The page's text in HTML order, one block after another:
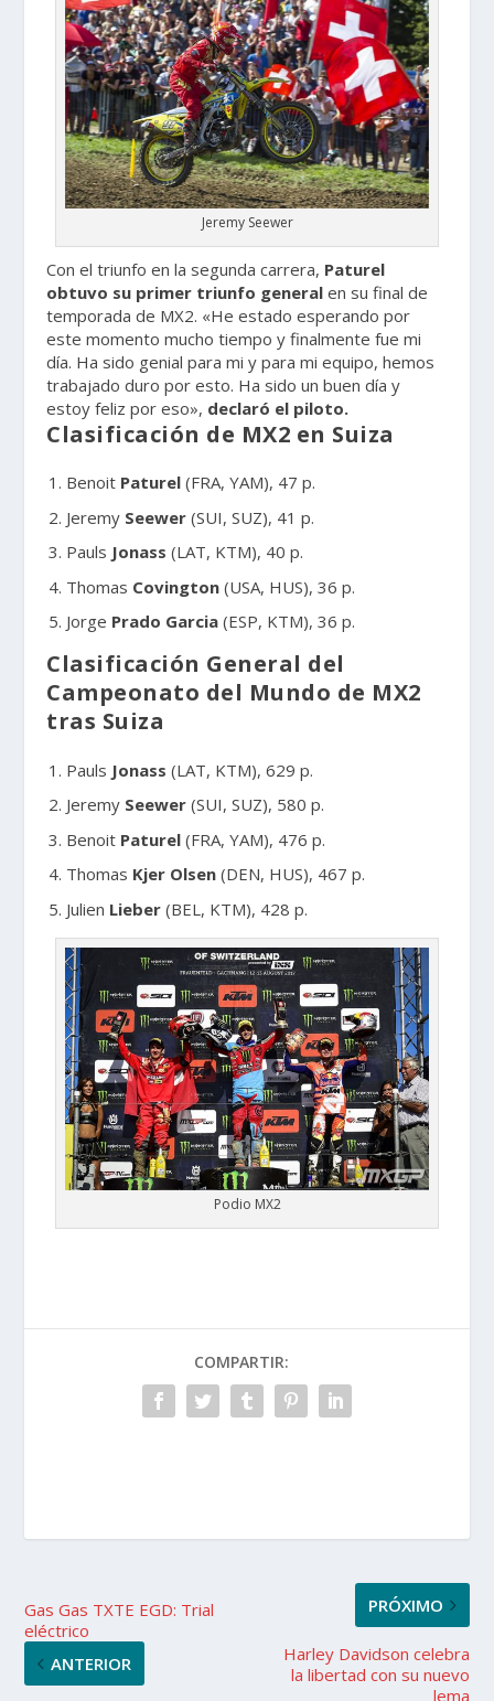
Jeremy Seewer
Con el triunfo en la segunda carrera, Paturel
obtuvo su primer triunfo general en su final de
temporada de MX2. «He estado esperando por
este momento mucho tiempo y finalmente fue mi
día. Ha sido genial para mi y para mi equipo, hemos
trabajado duro por esto. Ha sido un buen día y
estoy feliz por eso», declaró el piloto.
Clasificación de MX2 en Suiza
Benoit Paturel(FRA, YAM), 47 p.
Jeremy Seewer(SUI, SUZ), 41 p.
Pauls Jonass (LAT, KTM), 40 p.
Thomas Covington(USA, HUS), 36 p.
Jorge Prado Garcia(ESP, KTM), 36 p.
Clasificación General del
Campeonato del Mundo de MX2
tras Suiza
Pauls Jonass (LAT, KTM), 629 p.
Jeremy Seewer(SUI, SUZ), 580 p.
Benoit Paturel(FRA, YAM), 476 p.
Thomas Kjer Olsen(DEN, HUS), 467 p.
Julien Lieber(BEL, KTM), 428 p.
Podio MX2
COMPARTIR:
Gas Gas TXTE EGD: Trial
eléctrico
ANTERIOR
PRÓXIMO
Harley Davidson celebra
la libertad con su nuevo
lema